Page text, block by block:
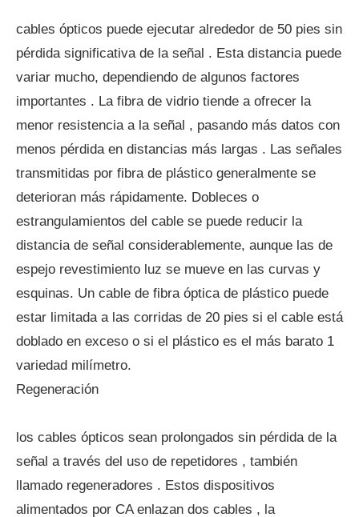
cables ópticos puede ejecutar alrededor de 50 pies sin
pérdida significativa de la señal . Esta distancia puede
variar mucho, dependiendo de algunos factores
importantes . La fibra de vidrio tiende a ofrecer la
menor resistencia a la señal , pasando más datos con
menos pérdida en distancias más largas . Las señales
transmitidas por fibra de plástico generalmente se
deterioran más rápidamente. Dobleces o
estrangulamientos del cable se puede reducir la
distancia de señal considerablemente, aunque las de
espejo revestimiento luz se mueve en las curvas y
esquinas. Un cable de fibra óptica de plástico puede
estar limitada a las corridas de 20 pies si el cable está
doblado en exceso o si el plástico es el más barato 1
variedad milímetro.
Regeneración
los cables ópticos sean prolongados sin pérdida de la
señal a través del uso de repetidores , también
llamado regeneradores . Estos dispositivos
alimentados por CA enlazan dos cables , la